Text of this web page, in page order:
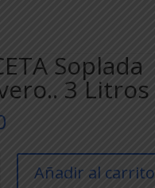
Soplada
3 Litros
Añadir al carrito